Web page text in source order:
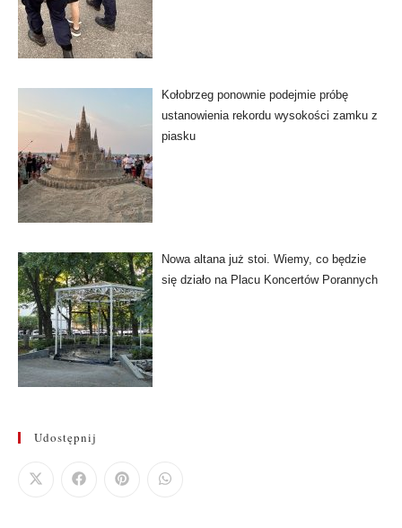
Kołobrzeg ponownie podejmie próbę
ustanowienia rekordu wysokości zamku z
piasku
Nowa altana już stoi. Wiemy, co będzie
się działo na Placu Koncertów Porannych
Udostępnij